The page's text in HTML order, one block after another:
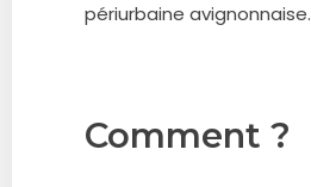
périurbaine avignonnaise.
Comment ?